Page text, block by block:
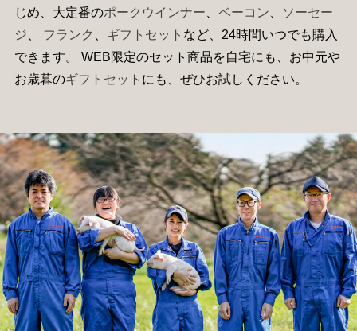
じめ、大定番のポークウインナー ベーコン
ソーセー
ジ
フランク ギフトセット など、24時間いつでも購入
できます。 WEB限定のセット商品を自宅にも、お中元や
お歳暮のギフトセット にも、ぜひお試しください。